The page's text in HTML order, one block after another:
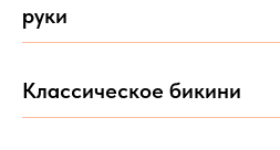
руки
Классическое бикини